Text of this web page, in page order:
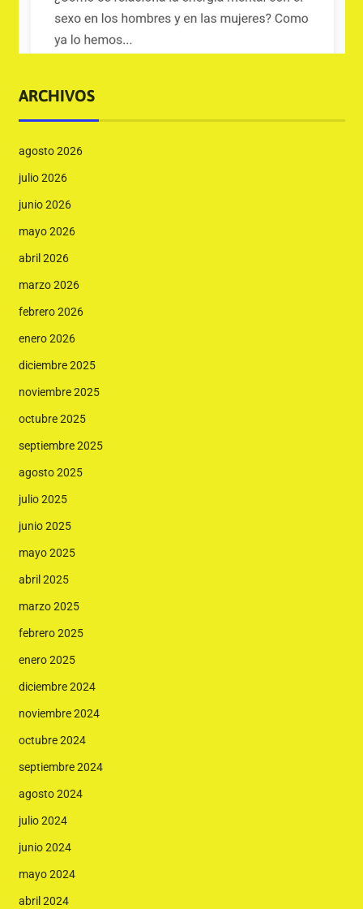
ARCHIVOS
agosto 2026
julio 2026
junio 2026
mayo 2026
abril 2026
marzo 2026
febrero 2026
enero 2026
diciembre 2025
noviembre 2025
octubre 2025
septiembre 2025
agosto 2025
julio 2025
junio 2025
mayo 2025
abril 2025
marzo 2025
febrero 2025
enero 2025
diciembre 2024
noviembre 2024
octubre 2024
septiembre 2024
agosto 2024
julio 2024
junio 2024
mayo 2024
abril 2024